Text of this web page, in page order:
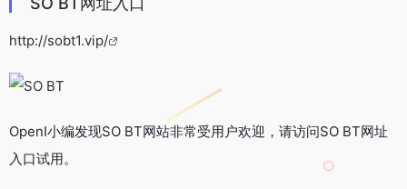
http://sobt1.vip/
OpenI小编发现SO BT网站非常受用户欢迎，请访问SO BT网址
入口试用。